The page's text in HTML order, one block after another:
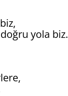
yola biz.